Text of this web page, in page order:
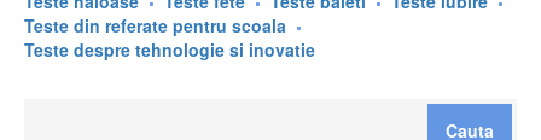
Teste din referate pentru scoala
Teste despre tehnologie si inovatie